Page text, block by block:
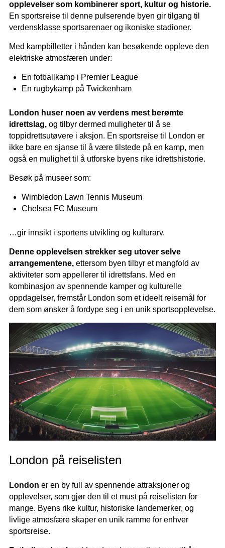
opplevelser som kombinerer sport, kultur og historie.
En sportsreise til denne pulserende byen gir tilgang til
verdensklasse sportsarenaer og ikoniske stadioner.
Med kampbilletter i hånden kan besøkende oppleve den
elektriske atmosfæren under:
En fotballkamp i Premier League
En rugbykamp på Twickenham
London huser noen av verdens mest berømte
idrettslag,og tilbyr dermed muligheter til å se
toppidrettsutøvere i aksjon. En sportsreise til London er
ikke bare en sjanse til å være tilstede på en kamp, men
også en mulighet til å utforske byens rike idrettshistorie.
Besøk på museer som:
Wimbledon Lawn Tennis Museum
Chelsea FC Museum
…gir innsikt i sportens utvikling og kulturarv.
Denne opplevelsen strekker seg utover selve
arrangementene,ettersom byen tilbyr et mangfold av
aktiviteter som appellerer til idrettsfans. Med en
kombinasjon av spennende kamper og kulturelle
oppdagelser, fremstår London som et ideelt reisemål for
dem som ønsker å fordype seg i en unik sportsopplevelse.
London på reiselisten
London er en by full av spennende attraksjoner og
opplevelser, som gjør den til et must på reiselisten for
mange. Byens rike kultur, historiske landemerker, og
livlige atmosfære skaper en unik ramme for enhver
sportsreise.